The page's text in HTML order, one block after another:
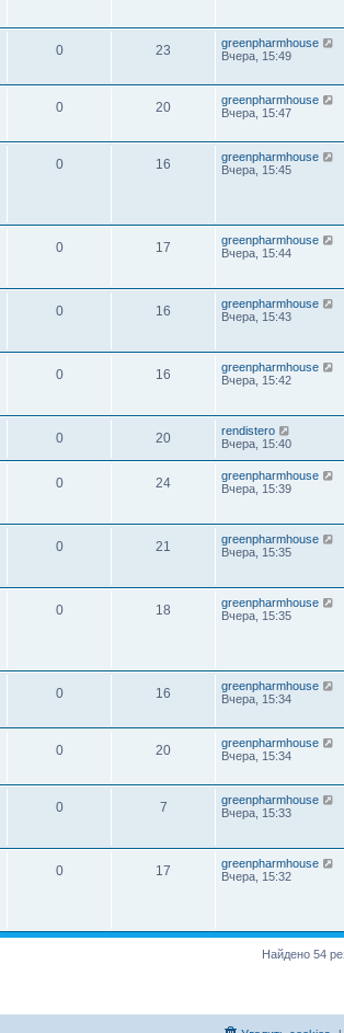
0 23
greenpharmhouse
Вчера, 15:49
0 20
greenpharmhouse
Вчера, 15:47
0 16
greenpharmhouse
Вчера, 15:45
0 17
greenpharmhouse
Вчера, 15:44
0 16
greenpharmhouse
Вчера, 15:43
0 16
greenpharmhouse
Вчера, 15:42
0 20
rendistero
Вчера, 15:40
0 24
greenpharmhouse
Вчера, 15:39
0 21
greenpharmhouse
Вчера, 15:35
0 18
greenpharmhouse
Вчера, 15:35
0 16
greenpharmhouse
Вчера, 15:34
0 20
greenpharmhouse
Вчера, 15:34
0 7
greenpharmhouse
Вчера, 15:33
0 17
greenpharmhouse
Вчера, 15:32
Найдено 54